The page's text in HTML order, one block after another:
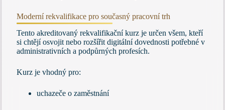
Moderní rekvalifikace pro současný pracovní trh
Tento akreditovaný rekvalifikační kurz je určen všem, kteří
si chtějí osvojit nebo rozšířit digitální dovednosti potřebné v
administrativních a podpůrných profesích.
Kurz je vhodný pro:
uchazeče o zaměstnání